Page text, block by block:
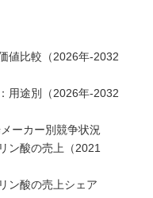
値比較（2026年-2032
用途別（2026年-2032
ーカー別競争状況
ン酸の売上（2021
ン酸の売上シェア